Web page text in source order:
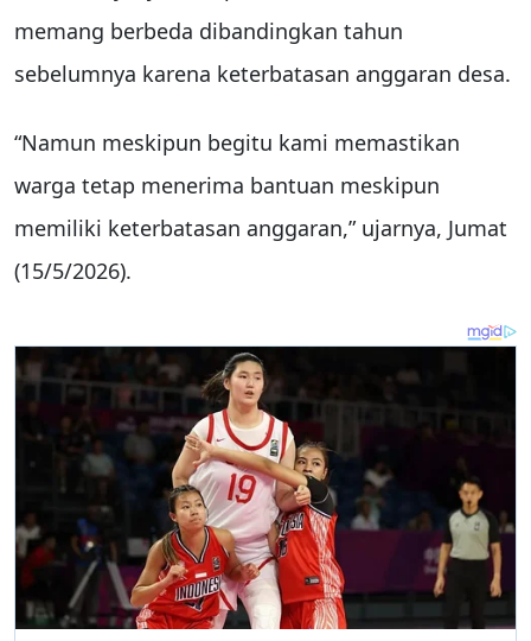
memang berbeda dibandingkan tahun
sebelumnya karena keterbatasan anggaran desa.
“Namun meskipun begitu kami memastikan
warga tetap menerima bantuan meskipun
memiliki keterbatasan anggaran,” ujarnya, Jumat
(15/5/2026).